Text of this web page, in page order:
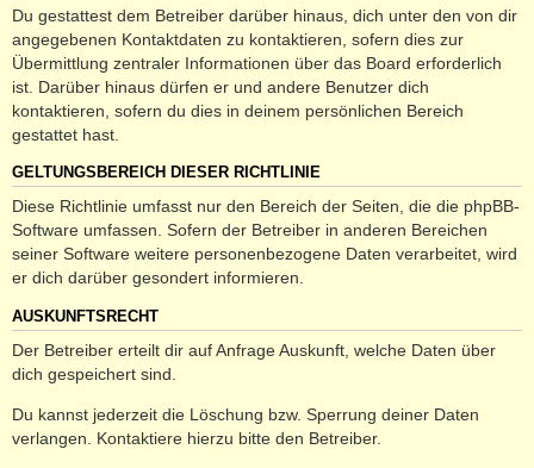
Du gestattest dem Betreiber darüber hinaus, dich unter den von dir
angegebenen Kontaktdaten zu kontaktieren, sofern dies zur
Übermittlung zentraler Informationen über das Board erforderlich
ist. Darüber hinaus dürfen er und andere Benutzer dich
kontaktieren, sofern du dies in deinem persönlichen Bereich
gestattet hast.
GELTUNGSBEREICH DIESER RICHTLINIE
Diese Richtlinie umfasst nur den Bereich der Seiten, die die phpBB-
Software umfassen. Sofern der Betreiber in anderen Bereichen
seiner Software weitere personenbezogene Daten verarbeitet, wird
er dich darüber gesondert informieren.
AUSKUNFTSRECHT
Der Betreiber erteilt dir auf Anfrage Auskunft, welche Daten über
dich gespeichert sind.
Du kannst jederzeit die Löschung bzw. Sperrung deiner Daten
verlangen. Kontaktiere hierzu bitte den Betreiber.